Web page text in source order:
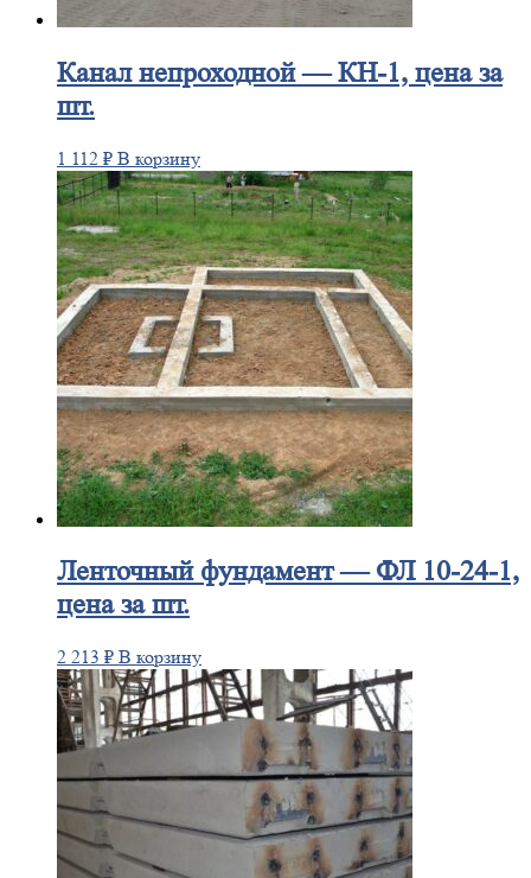
Каналнепроходной — КН-1, цена за
шт.
1 112 ₽ В корзину
Ленточныйфундамент — ФЛ 10-24-1,
цена за шт.
2 213 ₽ В корзину